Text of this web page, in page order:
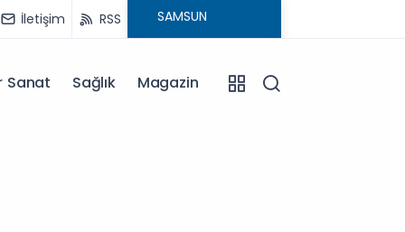
İletişim RSS
Sanat Sağlık Magazin